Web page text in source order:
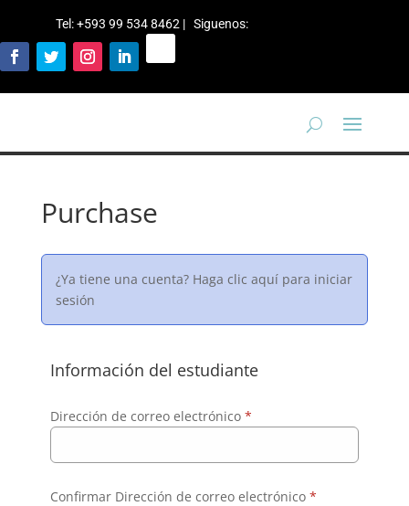
Tel: +593 99 534 8462 | Siguenos:
Purchase
¿Ya tiene una cuenta? Haga clic aquí para iniciar
sesión
Información del estudiante
Dirección de correo electrónico *
Confirmar Dirección de correo electrónico *